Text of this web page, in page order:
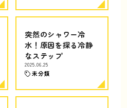
突然のシャワー冷
水！原因を探る冷静
なステップ
2025.06.25
未分類